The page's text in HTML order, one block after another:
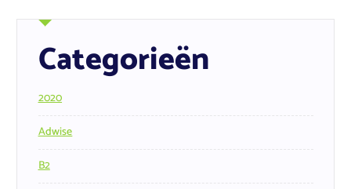
Categorieën
2020
Adwise
B2